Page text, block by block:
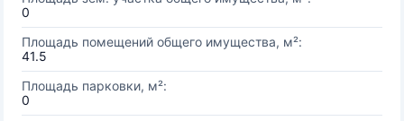
0
Площадь помещений общего имущества, м²:
41.5
Площадь парковки, м²:
0